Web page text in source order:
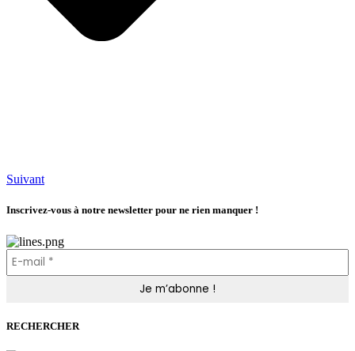
Suivant
Inscrivez-vous à notre newsletter pour ne rien manquer !
RECHERCHER